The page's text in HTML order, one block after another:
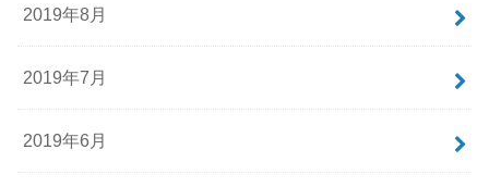
2019年8月
2019年7月
2019年6月